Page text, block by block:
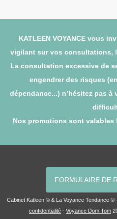
KATLEEN VOYANCE vous
vigilant sur vos consultations,
La consultation excessive de
engendrer des risques
dépendance...) n’hésitez pas
Nos promotions sont
FORMULAIRE DE
Cabinet Katleen © & La Voyance Tendance ©
confidentialité - Voyance Dom Tom